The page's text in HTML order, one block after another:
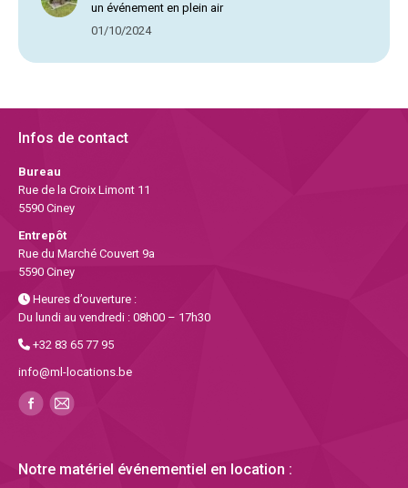
un événement en plein air
01/10/2024
Infos de contact
Bureau
Rue de la Croix Limont 11
5590 Ciney
Entrepôt
Rue du Marché Couvert 9a
5590 Ciney
Heures d’ouverture :
Du lundi au vendredi : 08h00 – 17h30
+32 83 65 77 95
info@ml-locations.be
Notre matériel événementiel en location :